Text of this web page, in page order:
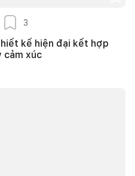
3
kế hiện đại kết hợp
cảm xúc